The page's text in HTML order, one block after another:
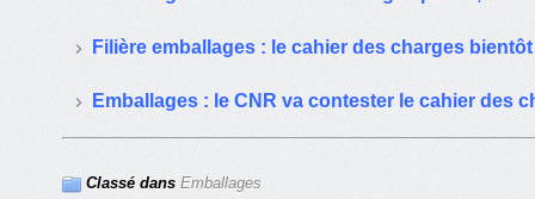
Filière emballages : le cahier des charges
Emballages : le CNR va contester le cahier des
Classé dans Emballages